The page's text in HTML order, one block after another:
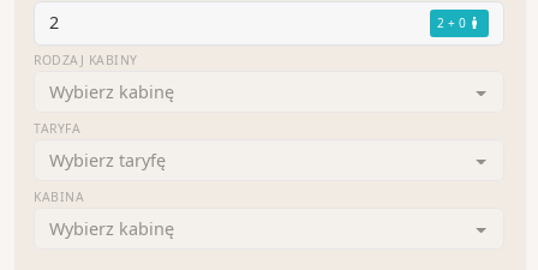
2 2 + 0
RODZAJ KABINY
Wybierz kabinę
TARYFA
Wybierz taryfę
KABINA
Wybierz kabinę